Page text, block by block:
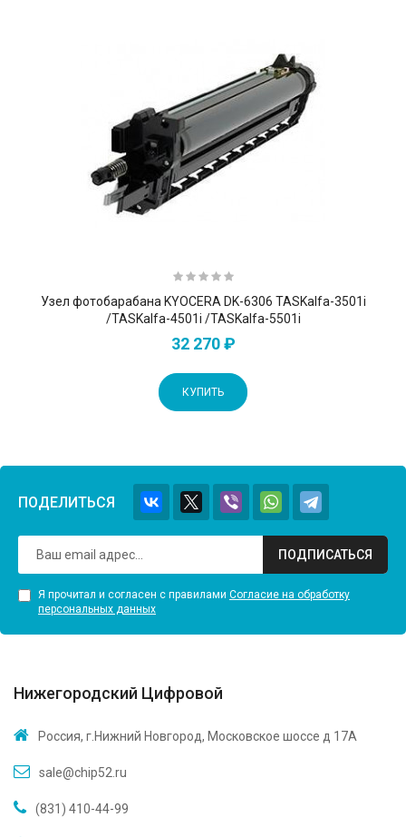
Узел фотобарабана KYOCERA DK-6306 TASKalfa-3501i
/TASKalfa-4501i /TASKalfa-5501i
32 270 ₽
КУПИТЬ
ПОДЕЛИТЬСЯ
ПОДПИСАТЬСЯ
Я прочитал и согласен с правилами Согласие на обработку
персональных данных
Нижегородский Цифровой
Россия, г.Нижний Новгород, Московское шоссе д 17А
sale@chip52.ru
(831) 410-44-99